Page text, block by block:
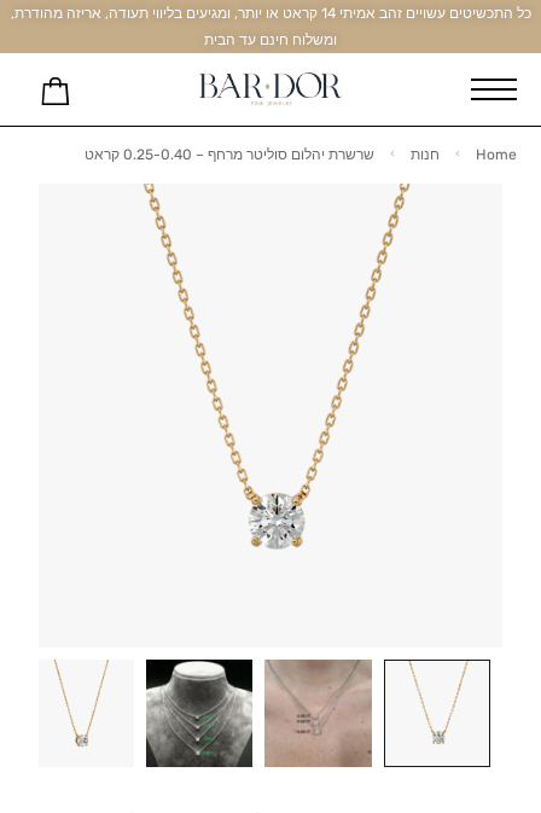
כל התכשיטים עשויים זהב אמיתי 14 קראט או יותר, ומגיעים בליווי תעודה, אריזה מהודרת,
ומשלוח חינם עד הבית
Home חנות שרשרת יהלום סוליטר מרחף – 0.25-0.40 קראט